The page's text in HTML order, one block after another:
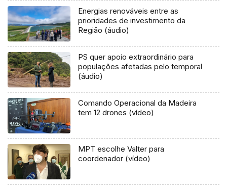
Energias renováveis entre as
prioridades de investimento da
Região (áudio)
PS quer apoio extraordinário para
populações afetadas pelo temporal
(áudio)
Comando Operacional da Madeira
tem 12 drones (vídeo)
MPT escolhe Valter para
coordenador (vídeo)